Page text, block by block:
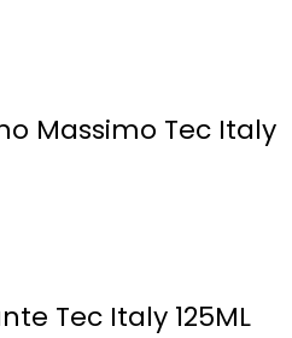
Massimo Tec Italy
Tec Italy 125ML